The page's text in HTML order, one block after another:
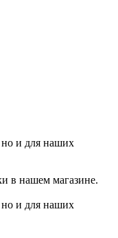
и для наших
в нашем магазине.
и для наших